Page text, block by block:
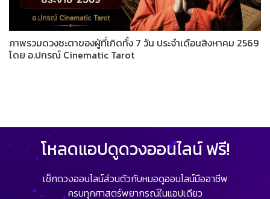
ภาพรวมดวงชะตาของผู้ที่เกิดทั้ง 7 วัน ประจำเดือนสิงหาคม 2569
โดย อ.ปกรณ์ Cinematic Tarot
โหลดแอปดูดวงออนไลน์ ฟรี!
เช็กดวงออนไลน์ส่วนตัวกับหมอดูออนไลน์มืออาชีพ
ครบทุกศาสตร์พยากรณ์ในแอปเดียว